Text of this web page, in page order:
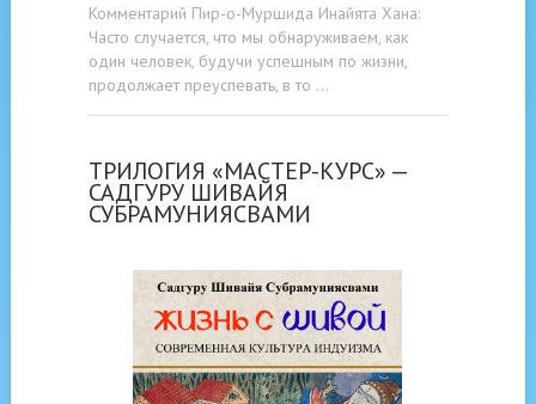
Комментарий Пир-о-Муршида Инайята Хана:
Часто случается, что мы обнаруживаем, как
один человек, будучи успешным по жизни,
продолжает преуспевать, в то …
ТРИЛОГИЯ «МАСТЕР-КУРС» —
САДГУРУ ШИВАЙЯ
СУБРАМУНИЯСВАМИ